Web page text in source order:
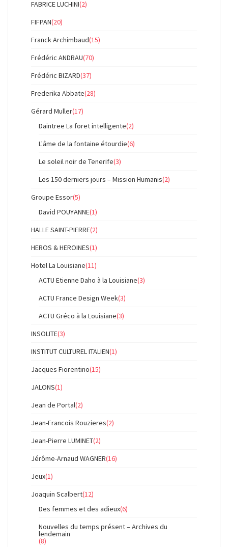
FABRICE LUCHINI(2)
FIFPAN(20)
Franck Archimbaud(15)
Frédéric ANDRAU(70)
Frédéric BIZARD(37)
Frederika Abbate(28)
Gérard Muller(17)
Daintree La foret intelligente(2)
L'âme de la fontaine étourdie(6)
Le soleil noir de Tenerife(3)
Les 150 derniers jours – Mission Humanis(2)
Groupe Essor(5)
David POUYANNE(1)
HALLE SAINT-PIERRE(2)
HEROS & HEROINES(1)
Hotel La Louisiane(11)
ACTU Etienne Daho à la Louisiane(3)
ACTU France Design Week(3)
ACTU Gréco à la Louisiane(3)
INSOLITE(3)
INSTITUT CULTUREL ITALIEN(1)
Jacques Fiorentino(15)
JALONS(1)
Jean de Portal(2)
Jean-Francois Rouzieres(2)
Jean-Pierre LUMINET(2)
Jérôme-Arnaud WAGNER(16)
Jeux(1)
Joaquin Scalbert(12)
Des femmes et des adieux(6)
Nouvelles du temps présent – Archives du
lendemain
(8)